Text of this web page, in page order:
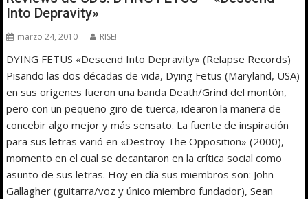
Into Depravity»
marzo 24, 2010 RISE!
DYING FETUS «Descend Into Depravity» (Relapse Records)
Pisando las dos décadas de vida, Dying Fetus (Maryland, USA)
en sus orígenes fueron una banda Death/Grind del montón,
pero con un pequeño giro de tuerca, idearon la manera de
concebir algo mejor y más sensato. La fuente de inspiración
para sus letras varió en «Destroy The Opposition» (2000),
momento en el cual se decantaron en la crítica social como
asunto de sus letras. Hoy en día sus miembros son: John
Gallagher (guitarra/voz y único miembro fundador), Sean